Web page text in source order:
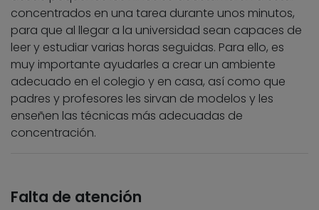
concentrados en una tarea durante unos minutos,
para que al llegar a la universidad sean capaces de
leer y estudiar varias horas seguidas. Para ello, es
muy importante ayudarles a crear un ambiente
adecuado en el colegio y en casa, así como que
padres y profesores les sirvan de modelos y les
enseñen las técnicas más adecuadas de
concentración.
Falta de atención